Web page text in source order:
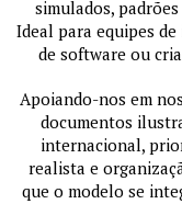
simulados,
Ideal para equipes
de software ou
Apoiando-nos em
documentos
internacional,
realista e
que o modelo se